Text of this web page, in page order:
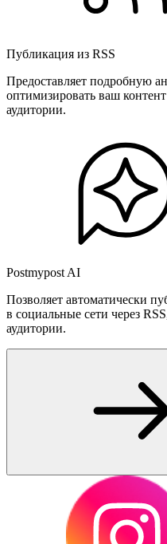
Публикация из RSS
Предоставляет подробную
оптимизировать ваш
аудитории.
Postmypost AI
Позволяет автоматически
в социальные сети через
аудитории.